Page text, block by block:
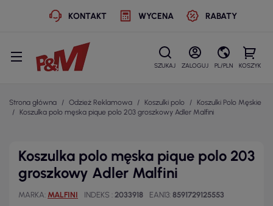
KONTAKT WYCENA RABATY
SZUKAJ ZALOGUJ PL/PLN KOSZYK
Strona główna Odzież Reklamowa Koszulki polo
Koszulki Polo Męskie
Koszulka polo męska pique polo 203 groszkowy Adler Malfini
Koszulka polo męska pique polo 203
groszkowy Adler Malfini
MARKA MALFINI INDEKS 2033918 EAN13 8591729125553